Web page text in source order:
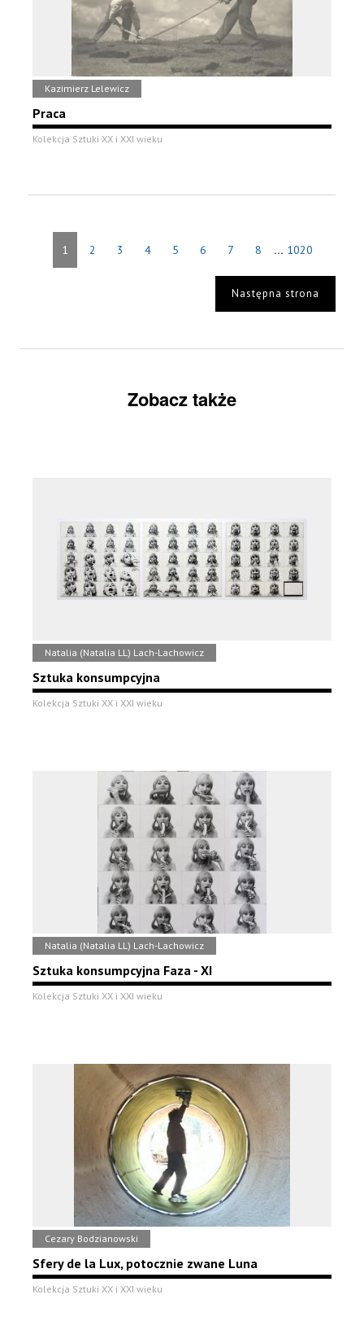
Kazimierz Lelewicz
Praca
Kolekcja Sztuki XX i XXI wieku
1 2 3 4 5 6 7 8 ... 1020
Następna strona
Zobacz także
Natalia (Natalia LL) Lach-Lachowicz
Sztuka konsumpcyjna
Kolekcja Sztuki XX i XXI wieku
Natalia (Natalia LL) Lach-Lachowicz
Sztuka konsumpcyjna Faza - XI
Kolekcja Sztuki XX i XXI wieku
Cezary Bodzianowski
Sfery de la Lux, potocznie zwane Luna
Kolekcja Sztuki XX i XXI wieku